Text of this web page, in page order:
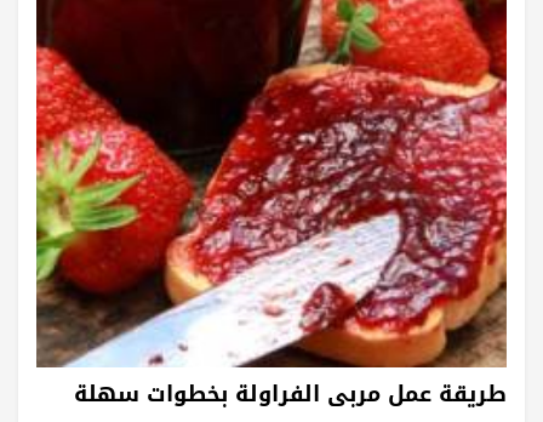
طريقة عمل مربى الفراولة بخطوات سهلة